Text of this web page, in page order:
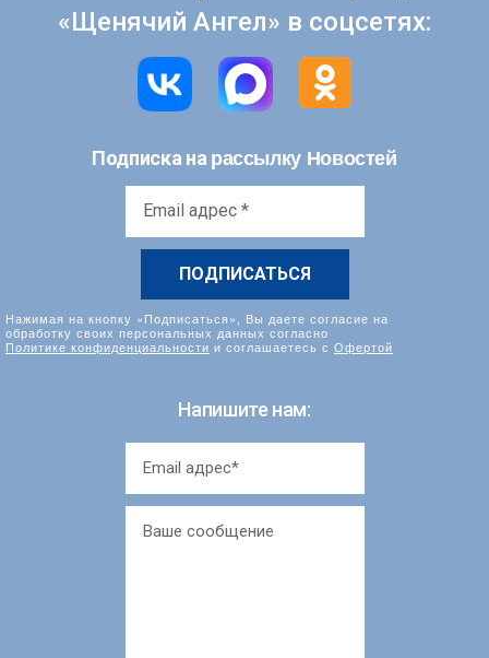
«Щенячий Ангел» в соцсетях:
Подписка на рассылку Новостей
Нажимая на кнопку «Подписаться», Вы даете согласие на
обработку своих персональных данных согласно
Политике конфиденциальности и соглашаетесь с Офертой
Напишите нам: